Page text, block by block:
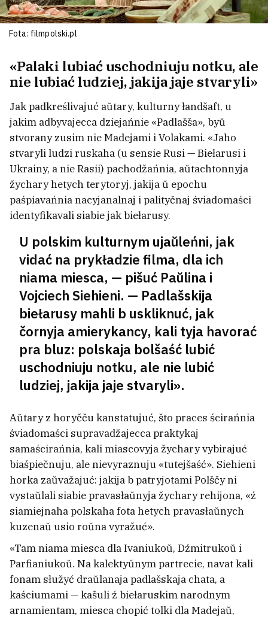
Fota: filmpolski.pl
«Palaki lubiać uschodniuju notku, ale
nie lubiać ludziej, jakija jaje stvaryli»
Jak padkreślivajuć aŭtary, kulturny łandšaft, u
jakim adbyvajecca dziejańnie «Padlašša», byŭ
stvorany zusim nie Madejami i Volakami. «Jaho
stvaryli ludzi ruskaha (u sensie Rusi — Biełarusi i
Ukrainy, a nie Rasii) pachodžańnia, aŭtachtonnyja
žychary hetych terytoryj, jakija ŭ epochu
paśpiavańnia nacyjanalnaj i palityčnaj śviadomaści
identyfikavali siabie jak biełarusy.
U polskim kulturnym ujaŭleńni, jak
vidać na prykładzie filma, dla ich
niama miesca, — pišuć Paŭlina i
Vojciech Siehieni. — Padlašskija
biełarusy mahli b uskliknuć, jak
čornyja amierykancy, kali tyja havorać
pra bluz: polskaja bolšaść lubić
uschodniuju notku, ale nie lubić
ludziej, jakija jaje stvaryli».
Aŭtary z horyčču kanstatujuć, što praces ścirańnia
śviadomaści supravadžajecca praktykaj
samaścirańnia, kali miascovyja žychary vybirajuć
biaśpiečnuju, ale nievyraznuju «tutejšaść». Siehieni
horka zaŭvažajuć: jakija b patryjotami Polščy ni
vystaŭlali siabie pravasłaŭnyja žychary rehijona, «ź
siamiejnaha polskaha fota hetych pravasłaŭnych
kuzenaŭ usio roŭna vyražuć».
«Tam niama miesca dla Ivaniukoŭ, Dźmitrukoŭ i
Parfianiukoŭ. Na kalektyŭnym partrecie, navat kali
fonam słužyć draŭlanaja padlašskaja chata, a
kaściumami — kašuli ź biełaruskim narodnym
arnamientam, miesca chopić tolki dla Madejaŭ,